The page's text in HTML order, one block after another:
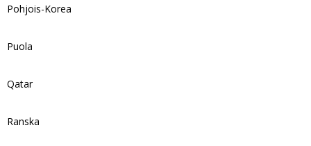
Pohjois-Korea
Puola
Qatar
Ranska